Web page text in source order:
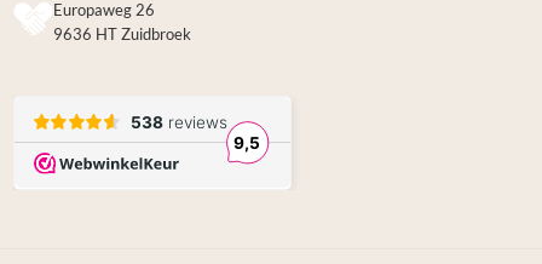
Europaweg 26
9636 HT Zuidbroek